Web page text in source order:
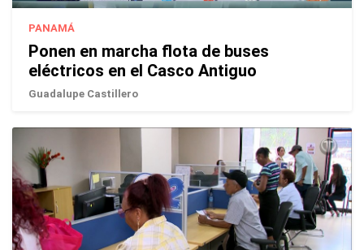
PANAMÁ
Ponen en marcha flota de buses
eléctricos en el Casco Antiguo
Guadalupe Castillero